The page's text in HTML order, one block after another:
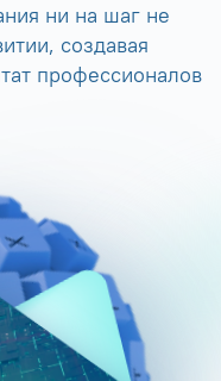
ни на шаг не
создавая
профессионалов